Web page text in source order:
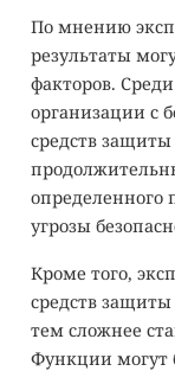
По мнению
результаты
факторов.
организации с
средств защиты
определенного
угрозы
Кроме того,
средств
тем сложнее
Функции могут